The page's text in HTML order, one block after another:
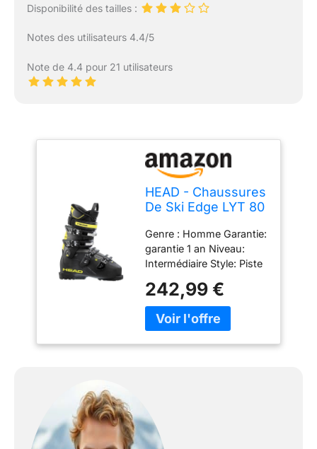
Disponibilité des tailles :
Notes des utilisateurs 4.4/5
Note de 4.4 pour 21 utilisateurs
HEAD - Chaussures
De Ski Edge LYT 80
Homme - Taille 45.5
- Noir
Genre : Homme Garantie:
garantie 1 an Niveau:
Intermédiaire Style: Piste
242,99 €